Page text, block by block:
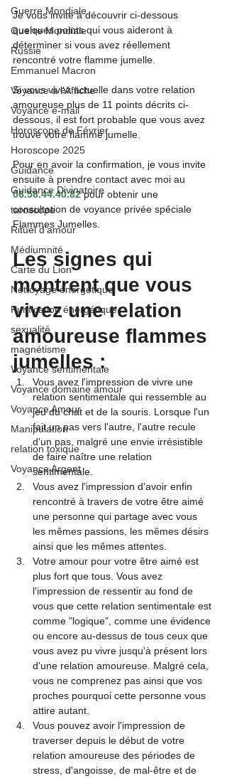
Guerre Mondiale
Guerre Mondiale
Russie
Emmanuel Macron
Voyance à l'Affiche
Voyance e-mail
Horoscope de Février
Horoscope 2025
Guidance
Guidance Divinatoire
taroscope
Rituel d'amour
Médiumnité
Carte du Lion
Nettoyage énergétique
Purification énergétique
sexualité
magnétisme
Voyance sentimentale
Voyance domaine amour
Voyance Amour
Manipulation
relation toxique
Voyance Argent
Je vous invite à découvrir ci-dessous
quelques points qui vous aideront à
déterminer si vous avez réellement
rencontré votre flamme jumelle.
Si vous vivez actuelle dans votre relation
amoureuse plus de 11 points décrits ci-
dessous, il est fort probable que vous avez
trouvé votre flamme jumelle.
Pour en avoir la confirmation, je vous invite
ensuite à prendre contact avec moi au
06.58.44.40.82 pour obtenir une
consultation de voyance privée spéciale
Flammes Jumelles.
Les signes qui
montrent que vous
vivez une relation
amoureuse flammes
jumelles :
Vous avez l'impression de vivre une
relation sentimentale qui ressemble au
jeu du chat et de la souris. Lorsque l'un
fait un pas vers l'autre, l'autre recule
d'un pas, malgré une envie irrésistible
de faire naître une relation
sentimentale.
Vous avez l'impression d'avoir enfin
rencontré à travers de votre être aimé
une personne qui partage avec vous
les mêmes passions, les mêmes désirs
ainsi que les mêmes attentes.
Votre amour pour votre être aimé est
plus fort que tous. Vous avez
l'impression de ressentir au fond de
vous que cette relation sentimentale est
comme "logique", comme une évidence
ou encore au-dessus de tous ceux que
vous avez pu vivre jusqu'à présent lors
d'une relation amoureuse. Malgré cela,
vous ne comprenez pas ainsi que vos
proches pourquoi cette personne vous
attire autant.
Vous pouvez avoir l'impression de
traverser depuis le début de votre
relation amoureuse des périodes de
stress, d'angoisse, de mal-être et de